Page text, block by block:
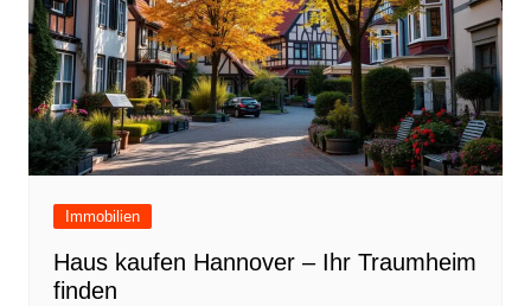
Immobilien
Haus kaufen Hannover – Ihr Traumheim
finden